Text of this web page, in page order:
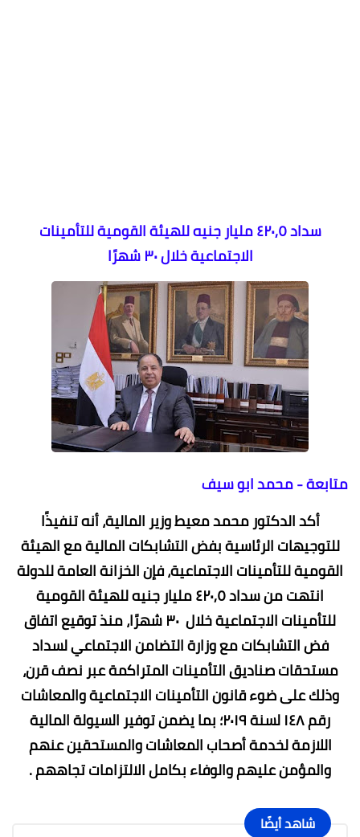
سداد ٤٢٠,٥ مليار جنيه للهيئة القومية للتأمينات
الاجتماعية خلال ٣٠ شهرًا
متابعة - محمد ابو سيف
أكد الدكتور محمد معيط وزير المالية، أنه تنفيذًا
للتوجيهات الرئاسية بفض التشابكات المالية مع الهيئة
القومية للتأمينات الاجتماعية، فإن الخزانة العامة للدولة
انتهت من سداد ٤٢٠,٥ مليار جنيه للهيئة القومية
للتأمينات الاجتماعية خلال ٣٠ شهرًا، منذ توقيع اتفاق
فض التشابكات مع وزارة التضامن الاجتماعي لسداد
مستحقات صناديق التأمينات المتراكمة عبر نصف قرن،
وذلك على ضوء قانون التأمينات الاجتماعية والمعاشات
رقم ١٤٨ لسنة ٢٠١٩؛ بما يضمن توفير السيولة المالية
اللازمة لخدمة أصحاب المعاشات والمستحقين عنهم
والمؤمن عليهم والوفاء بكامل الالتزامات تجاههم .
شاهد أيضًا